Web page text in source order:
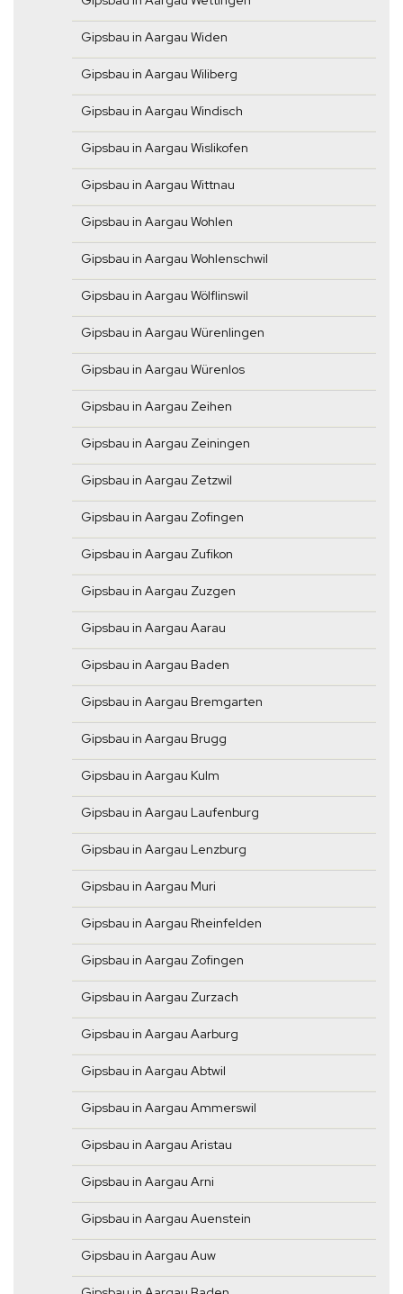
Gipsbau in Aargau Widen
Gipsbau in Aargau Wiliberg
Gipsbau in Aargau Windisch
Gipsbau in Aargau Wislikofen
Gipsbau in Aargau Wittnau
Gipsbau in Aargau Wohlen
Gipsbau in Aargau Wohlenschwil
Gipsbau in Aargau Wölflinswil
Gipsbau in Aargau Würenlingen
Gipsbau in Aargau Würenlos
Gipsbau in Aargau Zeihen
Gipsbau in Aargau Zeiningen
Gipsbau in Aargau Zetzwil
Gipsbau in Aargau Zofingen
Gipsbau in Aargau Zufikon
Gipsbau in Aargau Zuzgen
Gipsbau in Aargau Aarau
Gipsbau in Aargau Baden
Gipsbau in Aargau Bremgarten
Gipsbau in Aargau Brugg
Gipsbau in Aargau Kulm
Gipsbau in Aargau Laufenburg
Gipsbau in Aargau Lenzburg
Gipsbau in Aargau Muri
Gipsbau in Aargau Rheinfelden
Gipsbau in Aargau Zofingen
Gipsbau in Aargau Zurzach
Gipsbau in Aargau Aarburg
Gipsbau in Aargau Abtwil
Gipsbau in Aargau Ammerswil
Gipsbau in Aargau Aristau
Gipsbau in Aargau Arni
Gipsbau in Aargau Auenstein
Gipsbau in Aargau Auw